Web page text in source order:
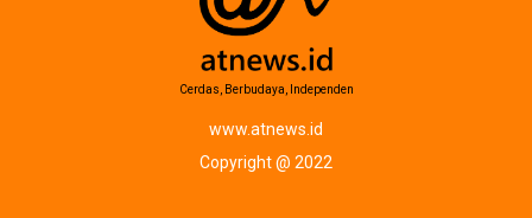
Cerdas, Berbudaya, Independen
www.atnews.id
Copyright @ 2022